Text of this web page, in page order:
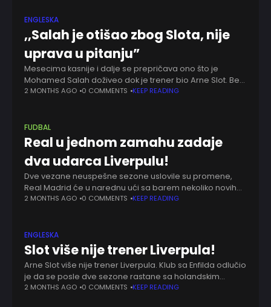
ENGLESKA
,,Salah je otišao zbog Slota, nije
uprava u pitanju”
Mesecima kasnije i dalje se prepričava ono što je
Mohamed Salah doživeo dok je trener bio Arne Slot. Bez
obzira što odavno ne nastupa za Liverpul, otvoreno je
2 MONTHS AGO 0 COMMENTS KEEP READING
FUDBAL
Real u jednom zamahu zadaje
dva udarca Liverpulu!
Dve vezane neuspešne sezone uslovile su promene,
Real Madrid će u narednu ući sa barem nekoliko novih
lica. U slučaju klupe, uskoro će tu biti novo-staro, Žoze
2 MONTHS AGO 0 COMMENTS KEEP READING
ENGLESKA
Slot više nije trener Liverpula!
Arne Slot više nije trener Liverpula. Klub sa Enfilda odlučio
je da se posle dve sezone rastane sa holandskim
stručnjakom. Slot je po dolasku na Enfild osvojio titulu u
2 MONTHS AGO 0 COMMENTS KEEP READING